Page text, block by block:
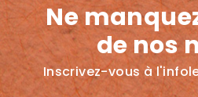
Ne
de nos
Inscrivez-vous à